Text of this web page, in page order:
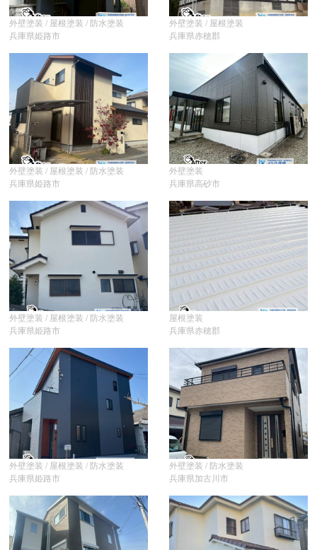
外壁塗装 / 屋根塗装 / 防水塗装
兵庫県姫路市
外壁塗装 / 屋根塗装
兵庫県赤穂郡
外壁塗装 / 屋根塗装 / 防水塗装
兵庫県姫路市
外壁塗装
兵庫県高砂市
外壁塗装 / 屋根塗装 / 防水塗装
兵庫県姫路市
屋根塗装
兵庫県赤穂郡
外壁塗装 / 屋根塗装 / 防水塗装
兵庫県姫路市
外壁塗装 / 防水塗装
兵庫県加古川市